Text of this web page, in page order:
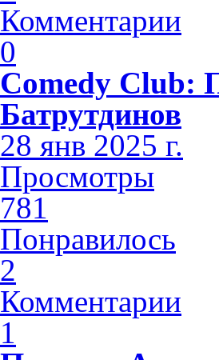
Комментарии
0
Comedy Club:
Батрутдинов
28 янв 2025 г.
Просмотры
781
Понравилось
2
Комментарии
1